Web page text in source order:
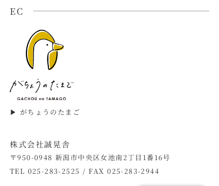
EC
▶︎ がちょうのたまご
株式会社誠晃舎
〒950-0948 新潟市中央区女池南2丁目1番16号
TEL 025-283-2525 / FAX 025-283-2944